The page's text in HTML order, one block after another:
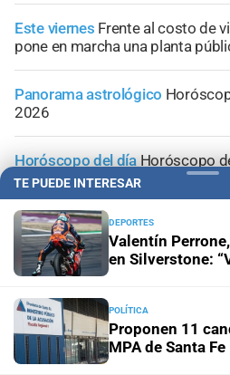
Este viernes Frente al costo de
pone en marcha una planta
Panorama astrológico
2026
Horóscopo del díaHoróscopo
agosto de 2026
Horóscopo del díaHoróscopo
de agosto de 2026
TE PUEDE INTERESAR
DEPORTES
Valentín
en Silverstone:
POLÍTICA
Proponen 11
MPA de Santa Fe